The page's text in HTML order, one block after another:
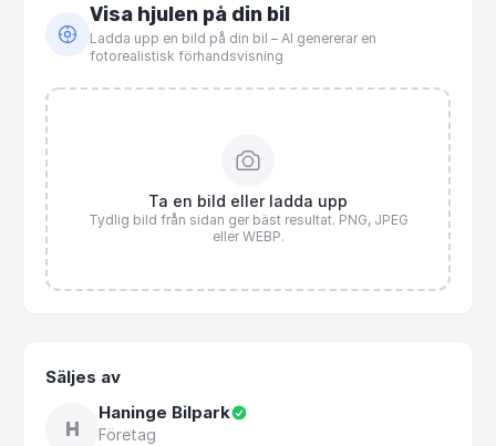
Visa hjulen på din bil
Ladda upp en bild på din bil – AI genererar en
fotorealistisk förhandsvisning
Ta en bild eller ladda upp
Tydlig bild från sidan ger bäst resultat. PNG, JPEG
eller WEBP.
Säljes av
H
Haninge Bilpark
Företag